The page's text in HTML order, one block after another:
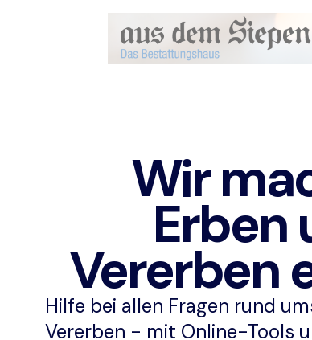
Wir
Erben
Vererben
Hilfe bei allen Fragen rund
Vererben - mit Online-Tools